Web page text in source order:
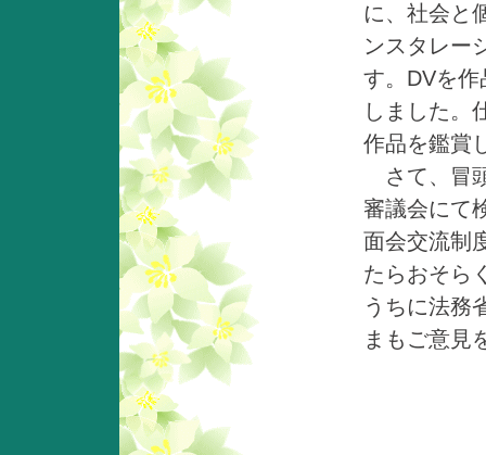
に、社会と
ンスタレー
す。DVを
しました。
作品を鑑賞
さて、冒
審議会にて
面会交流制
たらおそら
うちに法務
まもご意見